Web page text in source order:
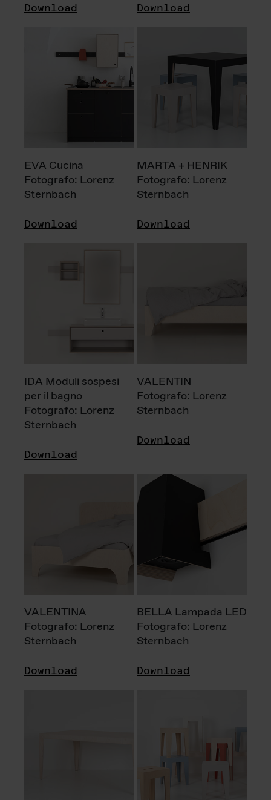
Download Download
EVA Cucina
Fotografo: Lorenz
Sternbach
Download
MARTA + HENRIK
Fotografo: Lorenz
Sternbach
Download
IDA Moduli sospesi
per il bagno
Fotografo: Lorenz
Sternbach
Download
VALENTIN
Fotografo: Lorenz
Sternbach
Download
VALENTINA
Fotografo: Lorenz
Sternbach
Download
BELLA Lampada LED
Fotografo: Lorenz
Sternbach
Download